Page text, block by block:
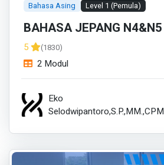
Bahasa Asing Level 1 (Pemula)
BAHASA JEPANG N4&N5
5 (1830)
2 Modul
Eko
Selodwipantoro,S.P.,MM.,CPM